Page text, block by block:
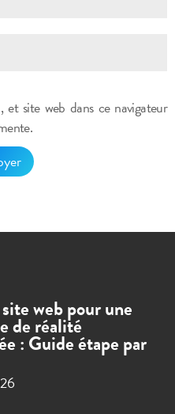
et site web dans ce navigateur
web pour une
de réalité
: Guide étape par